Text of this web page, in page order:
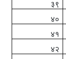
३९
४०
४१
४२